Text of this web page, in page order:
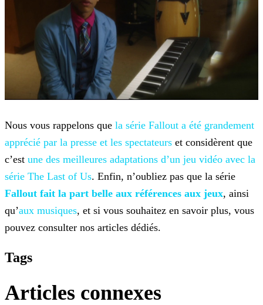
Nous vous rappelons que la série Fallout a été grandement
apprécié par la presse et les spectateurs et considèrent que
c’est une des meilleures adaptations d’un jeu vidéo avec la
série The Last of Us. Enfin, n’oubliez pas que la série
Fallout fait la part belle aux références aux jeux, ainsi
qu’aux musiques, et si vous souhaitez en savoir plus, vous
pouvez consulter nos articles dédiés.
Tags
Articles connexes